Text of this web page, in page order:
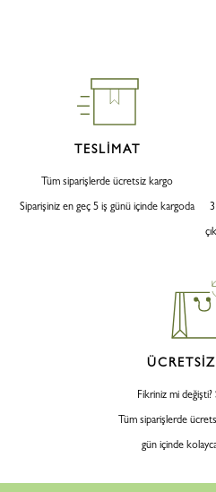
TESLİMAT
Tüm siparişlerde ücretsiz kargo
Siparişiniz en geç 5 iş günü içinde kargoda
Fikriniz mi
Tüm siparişlerde
gün içinde